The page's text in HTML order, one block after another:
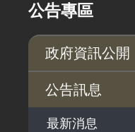
公告專區
政府資訊公開
行政指導有關文
公務預算補(捐)
個人資料保護專
環境監測成果
公告訊息
最新消息